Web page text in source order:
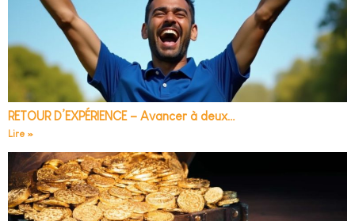
RETOUR D’EXPÉRIENCE – Avancer à deux…
Lire »